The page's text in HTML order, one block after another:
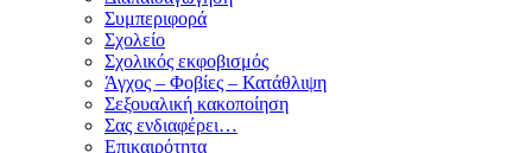
Συμπεριφορά
Σχολείο
Σχολικός εκφοβισμός
Άγχος – Φοβίες – Κατάθλιψη
Σεξουαλική κακοποίηση
Σας ενδιαφέρει…
Επικαιρότητα